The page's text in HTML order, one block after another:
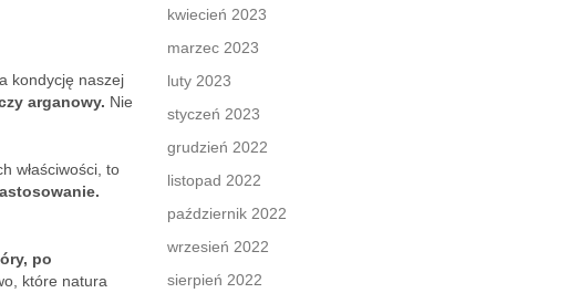
kondycję naszej
arganowy. Nie
właściwości, to
po
które natura
kwiecień 2023
marzec 2023
luty 2023
styczeń 2023
grudzień 2022
listopad 2022
październik 2022
wrzesień 2022
sierpień 2022